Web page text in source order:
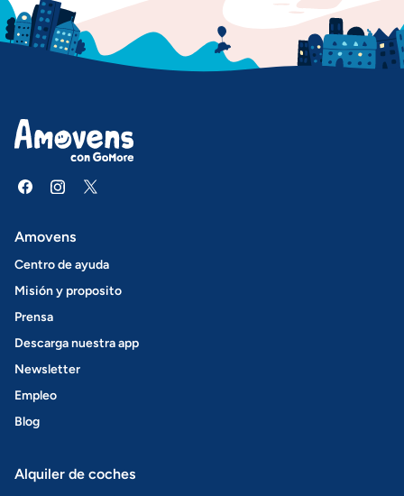
Amovens
Centro de ayuda
Misión y proposito
Prensa
Descarga nuestra app
Newsletter
Empleo
Blog
Alquiler de coches